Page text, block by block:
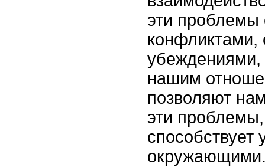
эти проблемы
конфликтами,
убеждениями,
нашим
позволяют
эти